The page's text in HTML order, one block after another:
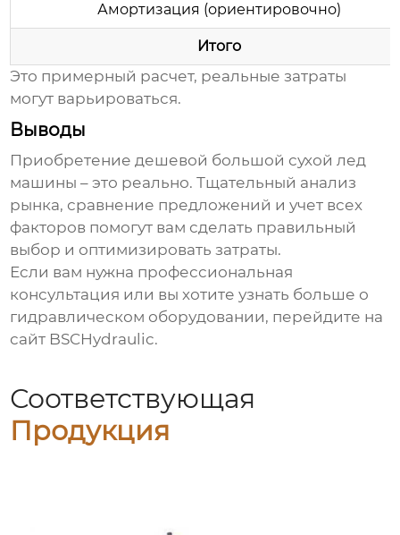
Амортизация (ориентировочно)
Итого
Это примерный расчет, реальные затраты
могут варьироваться.
Выводы
Приобретениедешевой большой сухой лед
машины – это реально. Тщательный анализ
рынка, сравнение предложений и учет всех
факторов помогут вам сделать правильный
выбор и оптимизировать затраты.
Если вам нужна профессиональная
консультация или вы хотите узнать больше о
гидравлическом оборудовании, перейдите на
сайт BSCHydraulic.
Соответствующая
Продукция